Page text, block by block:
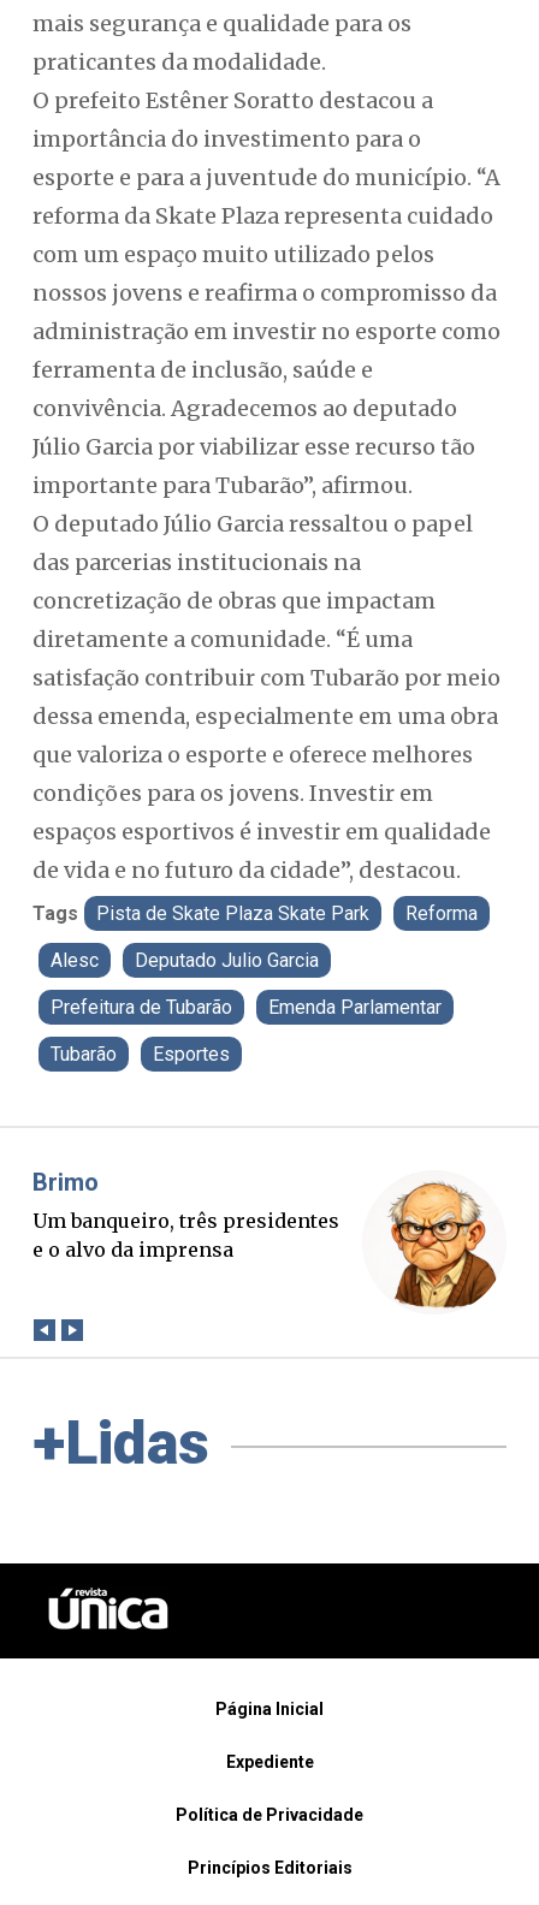
mais segurança e qualidade para os
praticantes da modalidade.
O prefeito Estêner Soratto destacou a
importância do investimento para o
esporte e para a juventude do município. “A
reforma da Skate Plaza representa cuidado
com um espaço muito utilizado pelos
nossos jovens e reafirma o compromisso da
administração em investir no esporte como
ferramenta de inclusão, saúde e
convivência. Agradecemos ao deputado
Júlio Garcia por viabilizar esse recurso tão
importante para Tubarão”, afirmou.
O deputado Júlio Garcia ressaltou o papel
das parcerias institucionais na
concretização de obras que impactam
diretamente a comunidade. “É uma
satisfação contribuir com Tubarão por meio
dessa emenda, especialmente em uma obra
que valoriza o esporte e oferece melhores
condições para os jovens. Investir em
espaços esportivos é investir em qualidade
de vida e no futuro da cidade”, destacou.
Tags Pista de Skate Plaza Skate Park Reforma
Alesc Deputado Julio Garcia
Prefeitura de Tubarão Emenda Parlamentar
Tubarão Esportes
Brimo
Um banqueiro, três presidentes
e o alvo da imprensa
+Lidas
Página Inicial
Expediente
Política de Privacidade
Princípios Editoriais